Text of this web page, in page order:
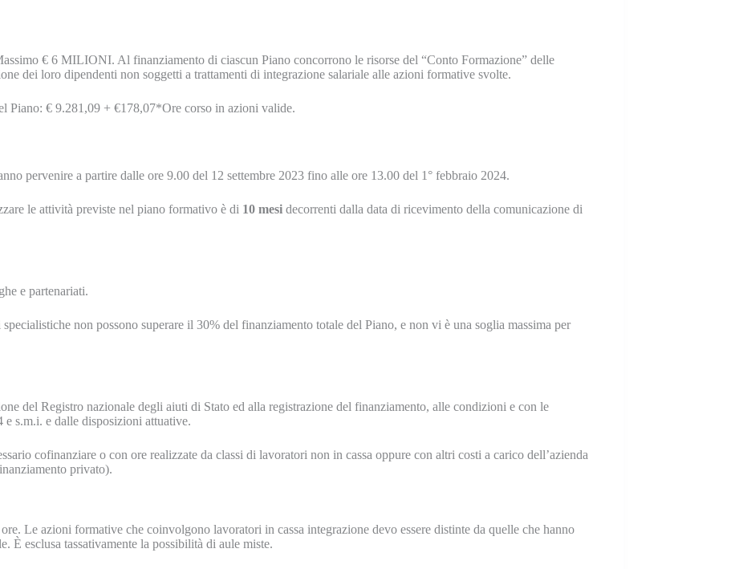
€ 6 MILIONI. Al finanziamento di ciascun Piano concorrono le risorse del “Conto Formazione” delle
dei loro dipendenti non soggetti a trattamenti di integrazione salariale alle azioni formative svolte.
Piano: € 9.281,09 + €178,07*Ore corso in azioni valide.
pervenire a partire dalle ore 9.00 del 12 settembre 2023 fino alle ore 13.00 del 1° febbraio 2024.
le attività previste nel piano formativo è di 10 mesi decorrenti dalla data di ricevimento della comunicazione di
e partenariati.
non possono superare il 30% del finanziamento totale del Piano, e non vi è una soglia massima per
del Registro nazionale degli aiuti di Stato ed alla registrazione del finanziamento, alle condizioni e con le
s.m.i. e dalle disposizioni attuative.
cofinanziare o con ore realizzate da classi di lavoratori non in cassa oppure con altri costi a carico dell’azienda
privato).
Le azioni formative che coinvolgono lavoratori in cassa integrazione devo essere distinte da quelle che hanno
È esclusa tassativamente la possibilità di aule miste.